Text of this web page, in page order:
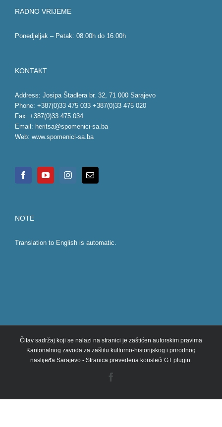
RADNO VRIJEME
Ponedjeljak – Petak: 08:00h do 16:00h
KONTAKT
Address: Josipa Štadlera br. 32, 71 000 Sarajevo
Phone: +387(0)33 475 033 +387(0)33 475 020
Fax: +387(0)33 475 034
Email: heritsa@spomenici-sa.ba
Web: www.spomenici-sa.ba
NOTE
Translation to English is automatic.
Čitav sadržaj koji se nalazi na stranici je zaštićen autorskim pravima
Kantonalnog zavoda za zaštitu kulturno-historijskog i prirodnog
naslijeđa Sarajevo - Stranica prevedena koristeći GT plugin.